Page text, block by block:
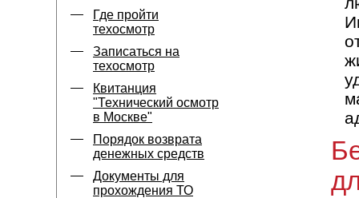
Где пройти
техосмотр
Записаться на
техосмотр
Квитанция
"Технический осмотр
в Москве"
Порядок возврата
денежных средств
Документы для
прохождения ТО